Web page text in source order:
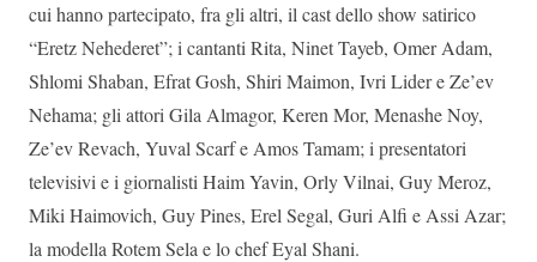
cui hanno partecipato, fra gli altri, il cast dello show satirico
“Eretz Nehederet”; i cantanti Rita, Ninet Tayeb, Omer Adam,
Shlomi Shaban, Efrat Gosh, Shiri Maimon, Ivri Lider e Ze’ev
Nehama; gli attori Gila Almagor, Keren Mor, Menashe Noy,
Ze’ev Revach, Yuval Scarf e Amos Tamam; i presentatori
televisivi e i giornalisti Haim Yavin, Orly Vilnai, Guy Meroz,
Miki Haimovich, Guy Pines, Erel Segal, Guri Alfi e Assi Azar;
la modella Rotem Sela e lo chef Eyal Shani.